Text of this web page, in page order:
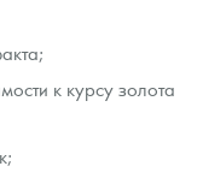
к курсу золота